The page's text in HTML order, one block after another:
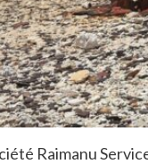
Raimanu